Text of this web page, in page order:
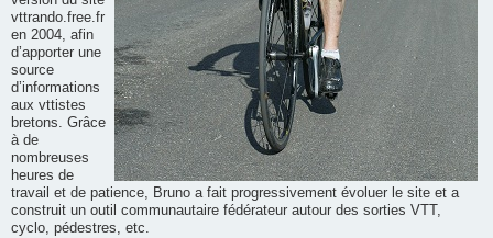
vttrando.free.fr
en 2004, afin
d’apporter une
source
d’informations
aux vttistes
bretons. Grâce
à de
nombreuses
heures de
travail et de patience, Bruno a fait progressivement évoluer le site et a
construit un outil communautaire fédérateur autour des sorties VTT,
cyclo, pédestres, etc.